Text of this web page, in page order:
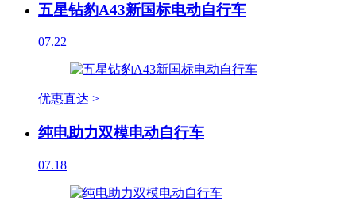
五星钻豹A43新国标电动自行车
07.22
优惠直达 >
纯电助力双模电动自行车
07.18